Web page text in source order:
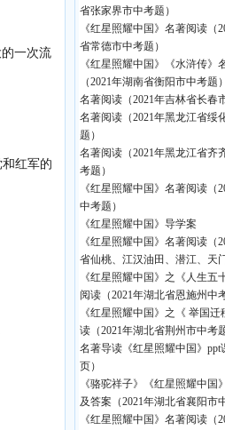
一次流
红军的
省张家界市中考题）
《红星照耀中国》名著阅读（
省常德市中考题）
《红星照耀中国》《水浒传》
（2021年湖南省衡阳市中考题）
名著阅读（2021年吉林省长春
名著阅读（2021年黑龙江省绥
题）
名著阅读（2021年黑龙江省齐
考题）
《红星照耀中国》名著阅读（
中考题）
《红星照耀中国》导学案
《红星照耀中国》名著阅读（
省仙桃、江汉油田、潜江、天
《红星照耀中国》之《人生五
阅读（2021年湖北省恩施州中
《红星照耀中国》之《 举国迁
读（2021年湖北省荆州市中考题
名著导读《红星照耀中国》ppt
页）
《骆驼祥子》《红星照耀中国
及答案（2021年湖北省襄阳市
《红星照耀中国》名著阅读（